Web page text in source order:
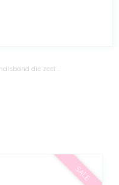
die zeer…
SALE